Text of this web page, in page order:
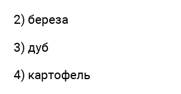
2) береза
3) дуб
4) картофель